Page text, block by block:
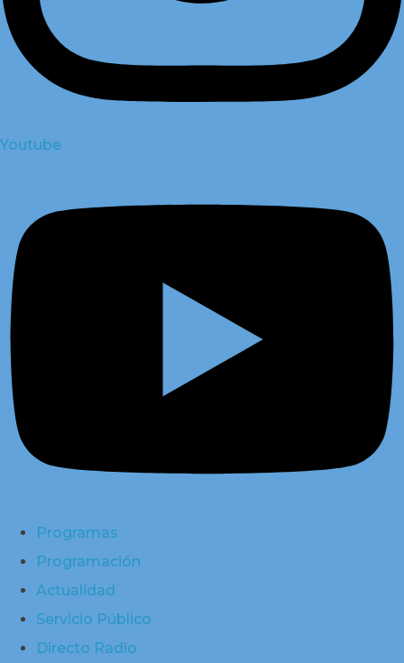
Youtube
Programas
Programación
Actualidad
Servicio Público
Directo Radio